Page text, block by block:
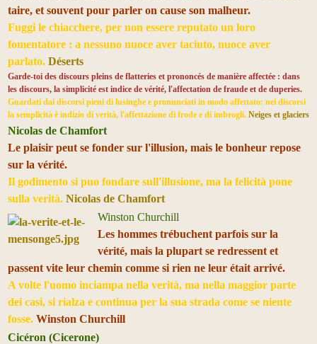
taire, et souvent pour parler on cause son malheur.
Fuggi le chiacchere, per non essere reputato un loro
fomentatore : a nessuno nuoce aver taciuto, nuoce aver
parlato. Déserts
Garde-toi des discours pleins de flatteries et prononcés de manière affectée : dans
les discours, la simplicité est indice de vérité, l'affectation de fraude et de duperies.
Guardati dai discorsi pieni di lusinghe e pronunciati in modo affettato: nei discorsi
la semplicità è indizio di verità, l'affettazione di frode e di imbrogli. Neiges et glaciers
Nicolas de Chamfort
Le plaisir peut se fonder sur l'illusion, mais le bonheur repose
sur la vérité.
Il godimento si puo fondare sull'illusione, ma la felicità pone
sulla verità. Nicolas de Chamfort
Winston Churchill
Les hommes trébuchent parfois sur la
vérité, mais la plupart se redressent et
passent vite leur chemin comme si rien ne leur était arrivé.
A volte l'uomo inciampa nella verità, ma nella maggior parte
dei casi, si rialza e continua per la sua strada come se niente
fosse. Winston Churchill
Cicéron (Cicerone)